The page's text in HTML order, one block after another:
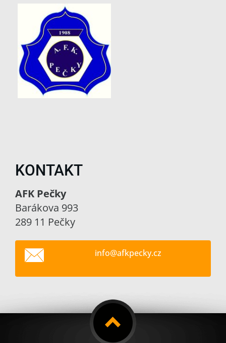
KONTAKT
AFK Pečky
Barákova 993
289 11 Pečky
info@afkpecky.cz